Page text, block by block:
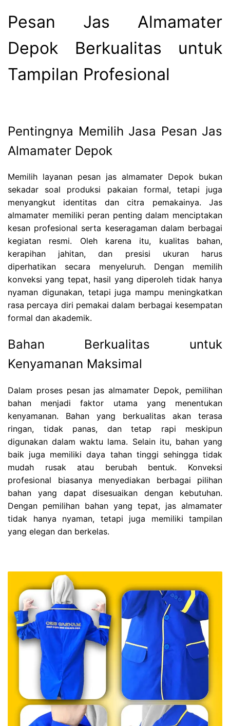
Pesan Jas Almamater
Depok Berkualitas untuk
Tampilan Profesional
Pentingnya Memilih Jasa Pesan Jas
Almamater Depok
Memilih layanan pesan jas almamater Depok bukan
sekadar soal produksi pakaian formal, tetapi juga
menyangkut identitas dan citra pemakainya. Jas
almamater memiliki peran penting dalam menciptakan
kesan profesional serta keseragaman dalam berbagai
kegiatan resmi. Oleh karena itu, kualitas bahan,
kerapihan jahitan, dan presisi ukuran harus
diperhatikan secara menyeluruh. Dengan memilih
konveksi yang tepat, hasil yang diperoleh tidak hanya
nyaman digunakan, tetapi juga mampu meningkatkan
rasa percaya diri pemakai dalam berbagai kesempatan
formal dan akademik.
Bahan Berkualitas untuk
Kenyamanan Maksimal
Dalam proses pesan jas almamater Depok, pemilihan
bahan menjadi faktor utama yang menentukan
kenyamanan. Bahan yang berkualitas akan terasa
ringan, tidak panas, dan tetap rapi meskipun
digunakan dalam waktu lama. Selain itu, bahan yang
baik juga memiliki daya tahan tinggi sehingga tidak
mudah rusak atau berubah bentuk. Konveksi
profesional biasanya menyediakan berbagai pilihan
bahan yang dapat disesuaikan dengan kebutuhan.
Dengan pemilihan bahan yang tepat, jas almamater
tidak hanya nyaman, tetapi juga memiliki tampilan
yang elegan dan berkelas.